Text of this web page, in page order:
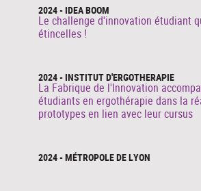
2024 - IDEA BOOM
Le challenge d'innovation étudiant
étincelles !
2024 - INSTITUT D'ERGOTHERAPIE
La Fabrique de l'Innovation
étudiants en ergothérapie dans la
prototypes en lien avec leur cursus
2024 - MÉTROPOLE DE LYON